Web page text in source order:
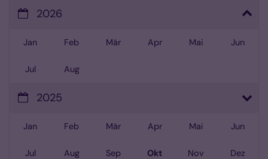
2026
Jan Feb Mär Apr Mai Jun
Jul Aug
2025
Jan Feb Mär Apr Mai Jun
Jul Aug Sep Okt Nov Dez